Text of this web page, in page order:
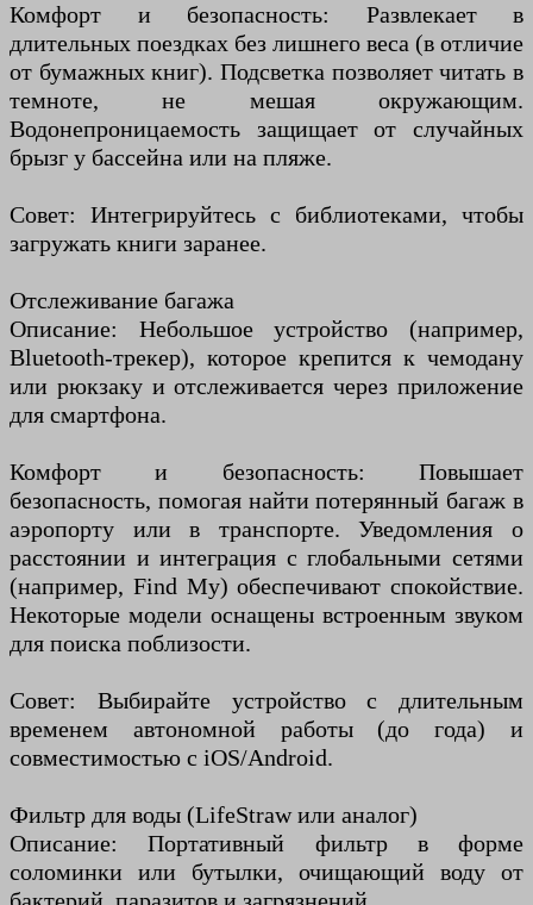
Комфорт и безопасность: Развлекает в
длительных поездках без лишнего веса (в отличие
от бумажных книг). Подсветка позволяет читать в
темноте, не мешая окружающим.
Водонепроницаемость защищает от случайных
брызг у бассейна или на пляже.
Совет: Интегрируйтесь с библиотеками, чтобы
загружать книги заранее.
Отслеживание багажа
Описание: Небольшое устройство (например,
Bluetooth-трекер), которое крепится к чемодану
или рюкзаку и отслеживается через приложение
для смартфона.
Комфорт и безопасность: Повышает
безопасность, помогая найти потерянный багаж в
аэропорту или в транспорте. Уведомления о
расстоянии и интеграция с глобальными сетями
(например, Find My) обеспечивают спокойствие.
Некоторые модели оснащены встроенным звуком
для поиска поблизости.
Совет: Выбирайте устройство с длительным
временем автономной работы (до года) и
совместимостью с iOS/Android.
Фильтр для воды (LifeStraw или аналог)
Описание: Портативный фильтр в форме
соломинки или бутылки, очищающий воду от